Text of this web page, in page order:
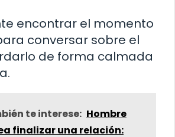
encontrar el momento
conversar sobre el
de forma calmada
te interese: Hombre
finalizar una relación: